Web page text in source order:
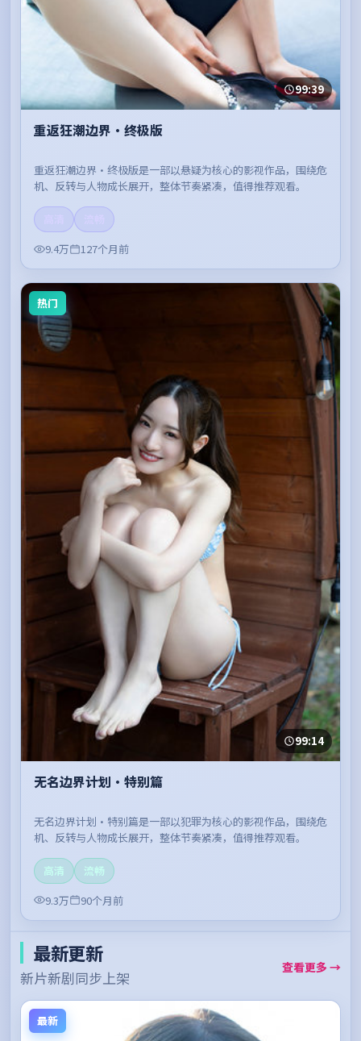
99:39
重返狂潮边界·终极版
重返狂潮边界·终极版是一部以悬疑为核心的影视作品，围绕危
机、反转与人物成长展开，整体节奏紧凑，值得推荐观看。
9.4万
127个月前
热门
99:14
无名边界计划·特别篇
无名边界计划·特别篇是一部以犯罪为核心的影视作品，围绕危
机、反转与人物成长展开，整体节奏紧凑，值得推荐观看。
高清
流畅
9.3万
90个月前
最新更新
新片新剧同步上架
查看更多 →
最新